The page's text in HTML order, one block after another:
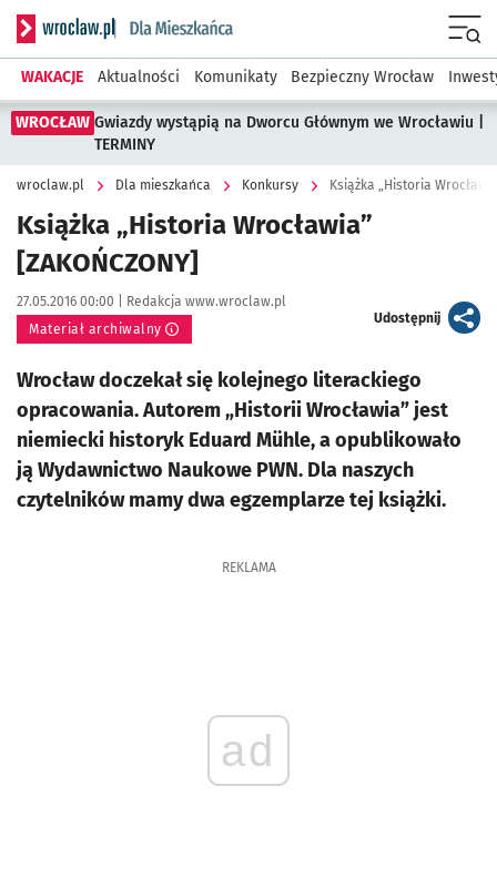
Serwis informacyjny wroclaw.pl podserwis: Dla mieszkańca
WAKACJE Aktualności Komunikaty Bezpieczny Wrocław
WROCŁAW Gwiazdy wystąpią na Dworcu Głównym we Wrocławiu |
TERMINY
wroclaw.pl Dla mieszkańca Konkursy Książka „Historia
Książka „Historia Wrocławia”
[ZAKOŃCZONY]
Data publikacji:
27.05.2016 00:00 | Autor:
Redakcja www.wroclaw.pl
Materiał archiwalny
Udostępnijartykuł
Wrocław doczekał się kolejnego literackiego
opracowania. Autorem „Historii Wrocławia” jest
niemiecki historyk Eduard Mühle, a opublikowało
ją Wydawnictwo Naukowe PWN. Dla naszych
czytelników mamy dwa egzemplarze tej książki.
REKLAMA
ad